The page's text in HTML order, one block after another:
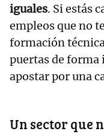
iguales. Si estás
empleos que no
formación
puertas de forma
apostar por una
​Un sector que